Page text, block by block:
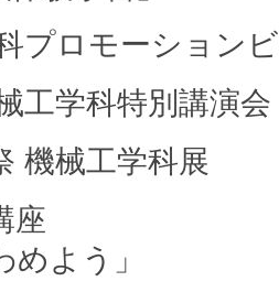
プロモーション
工学科特別講演会
機械工学科展
座
めよう」